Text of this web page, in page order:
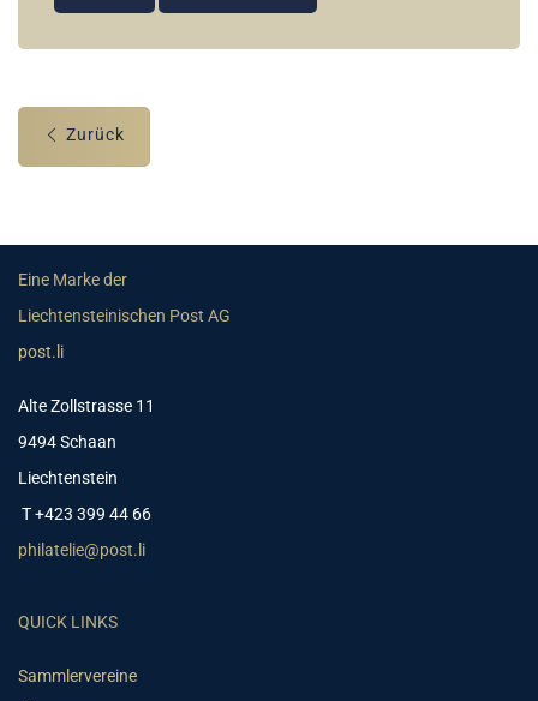
Zurück
Eine Marke der
Liechtensteinischen Post AG
post.li
Alte Zollstrasse 11
9494 Schaan
Liechtenstein
T +423 399 44 66
philatelie@post.li
QUICK LINKS
Sammlervereine